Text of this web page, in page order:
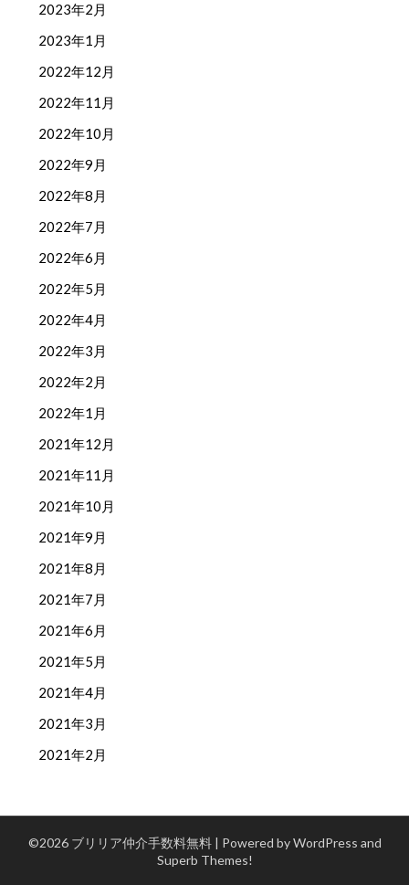
2023年2月
2023年1月
2022年12月
2022年11月
2022年10月
2022年9月
2022年8月
2022年7月
2022年6月
2022年5月
2022年4月
2022年3月
2022年2月
2022年1月
2021年12月
2021年11月
2021年10月
2021年9月
2021年8月
2021年7月
2021年6月
2021年5月
2021年4月
2021年3月
2021年2月
©2026 ブリリア仲介手数料無料 | Powered by WordPress and
Superb Themes!